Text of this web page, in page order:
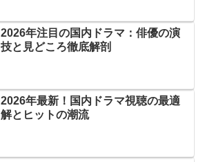
2026年注目の国内ドラマ：俳優の演
技と見どころ徹底解剖
2026年最新！国内ドラマ視聴の最適
解とヒットの潮流